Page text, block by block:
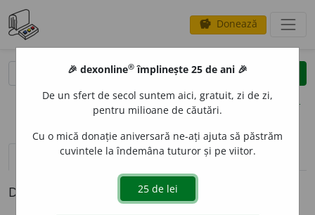
savings Donează
clear
opțiuni
definiții (1) pronunțievolume_up (3)
Definiția cu ID-ul 1237761:
🎉 dexonline® împlinește 25 de ani 🎉
De un sfert de secol suntem aici, gratuit, zi de zi,
pentru milioane de căutări.
Cu o mică donație aniversară ne-ați ajuta să păstrăm
cuvintele la îndemâna tuturor și pe viitor.